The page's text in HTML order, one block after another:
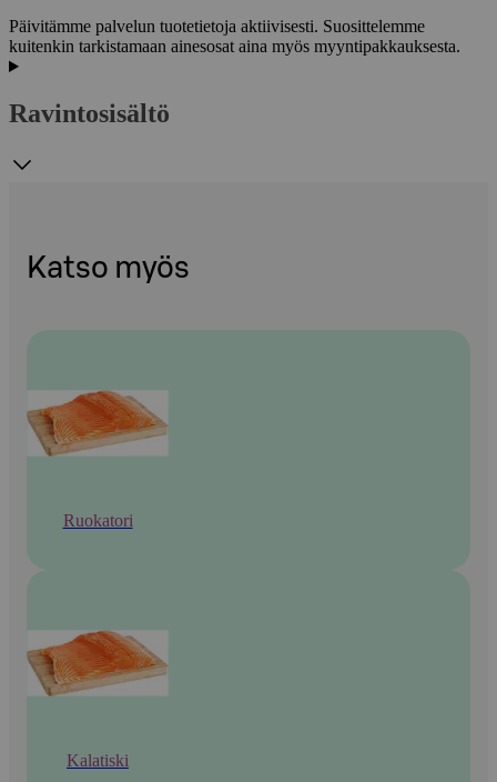
Päivitämme palvelun tuotetietoja aktiivisesti. Suosittelemme
kuitenkin tarkistamaan ainesosat aina myös myyntipakkauksesta.
Ravintosisältö
Katso myös
Ruokatori
Kalatiski